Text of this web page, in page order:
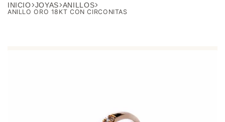
INICIO JOYAS ANILLOS
ANILLO ORO 18KT CON CIRCONITAS